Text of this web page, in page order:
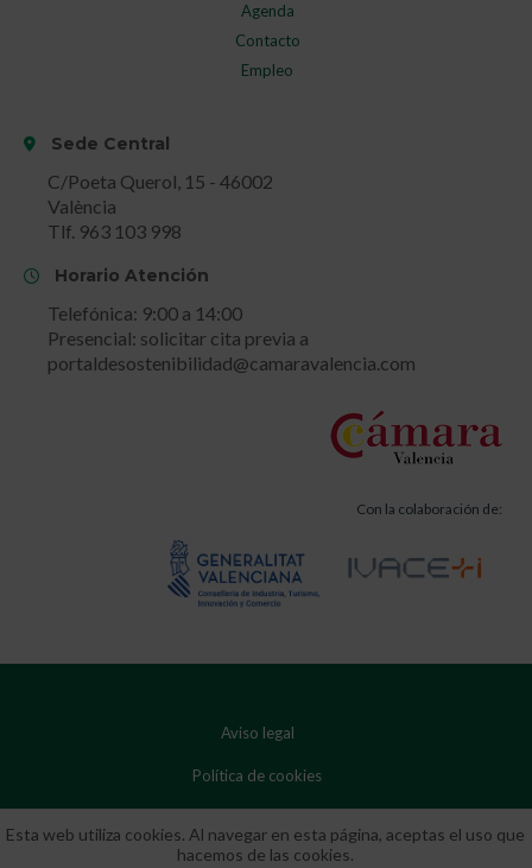
Agenda
Contacto
Empleo
Sede Central
C/Poeta Querol, 15 - 46002
València
Tlf. 963 103 998
Horario Atención
Telefónica: 9:00 a 14:00
Presencial: solicitar cita previa a
portaldesostenibilidad@camaravalencia.com
Con la colaboración de:
Aviso legal
Política de cookies
Esta web utiliza cookies. Al navegar en esta página, aceptas el uso que
hacemos de las cookies.